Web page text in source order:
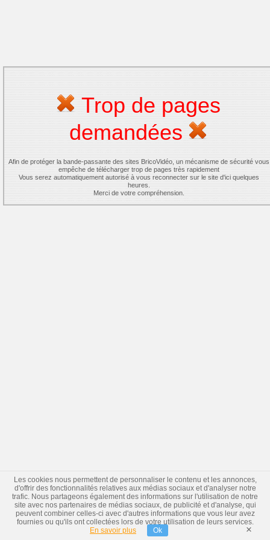
Trop de pages
demandées
Afin de protéger la bande-passante des sites BricoVidéo, un mécanisme de sécurité vous
empêche de télécharger trop de pages très rapidement
Vous serez automatiquement autorisé à vous reconnecter sur le site d'ici quelques
heures.
Merci de votre compréhension.
Les cookies nous permettent de personnaliser le contenu et les annonces,
d'offrir des fonctionnalités relatives aux médias sociaux et d'analyser notre
trafic. Nous partageons également des informations sur l'utilisation de notre
site avec nos partenaires de médias sociaux, de publicité et d'analyse, qui
peuvent combiner celles-ci avec d'autres informations que vous leur avez
fournies ou qu'ils ont collectées lors de votre utilisation de leurs services.
En savoir plus
Ok ×